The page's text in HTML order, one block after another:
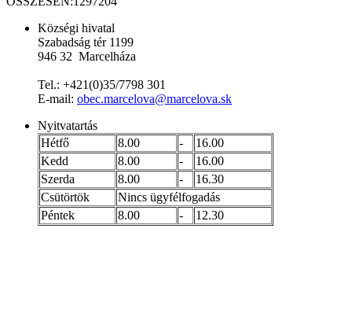
Községi hivatal
Szabadság tér 1199
946 32 Marcelháza
Tel.: +421(0)35/7798 301
E-mail: obec.marcelova@marcelova.sk
Nyitvatartás
Hétfő
8.00 -
16.00
Kedd
8.00 -
16.00
Szerda
8.00 -
16.30
Csütörtök
Nincs ügyfélfogadás
Péntek
8.00 - 12.30